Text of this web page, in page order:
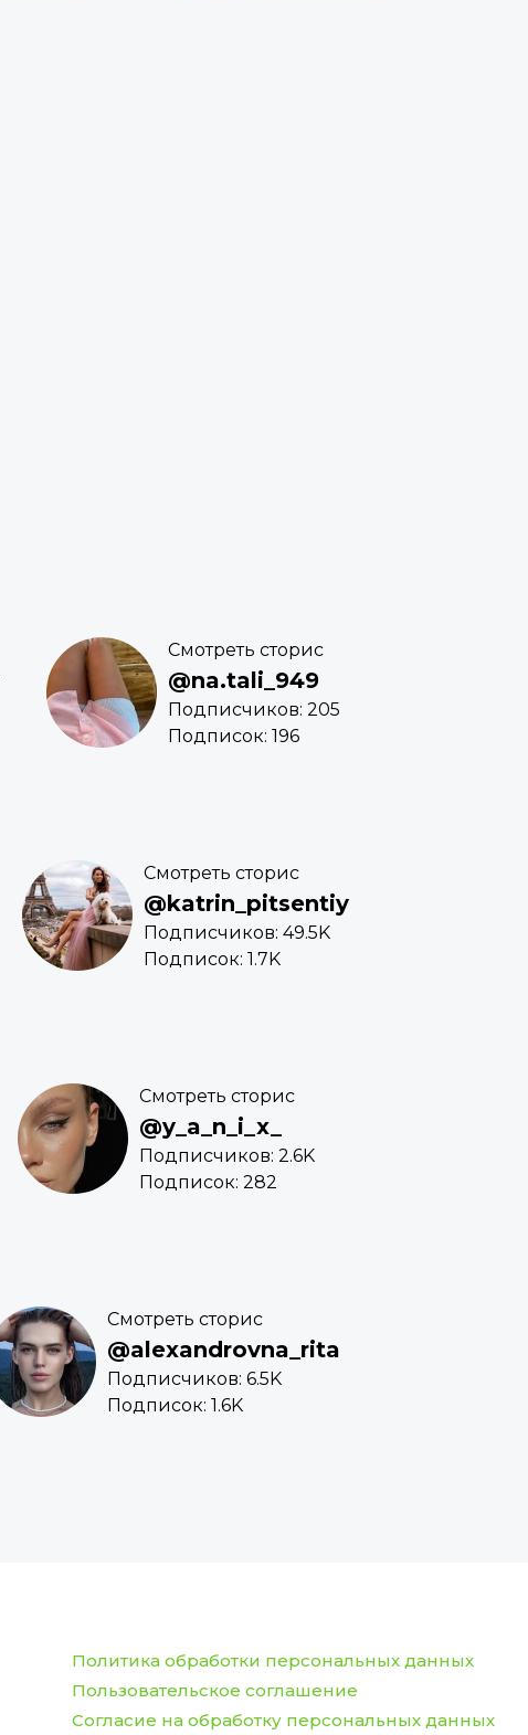
Смотреть сторис
@na.tali_949
Подписчиков: 205
Подписок: 196
Смотреть сторис
@katrin_pitsentiy
Подписчиков: 49.5K
Подписок: 1.7K
Смотреть сторис
@y_a_n_i_x_
Подписчиков: 2.6K
Подписок: 282
Смотреть сторис
@alexandrovna_rita
Подписчиков: 6.5K
Подписок: 1.6K
Политика обработки персональных данных
Пользовательское соглашение
Согласие на обработку персональных данных